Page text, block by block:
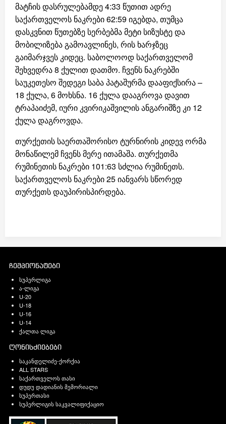
მატჩის დასრულებამდე 4:33 წუთით ადრე
საქართველოს ნაკრები 62:59 იგებდა, თუმცა
დასკვნით წუთებზე სერბებმა მეტი სიზუსტე და
მობილიზება გამოავლინეს, რის ხარჯზეც
გაიმარჯვეს კიდეც. საბოლოოდ საქართველომ
შეხვედრა 8 ქულით დათმო. ჩვენს ნაკრებში
საუკეთესო შედეგი საბა პატაშურმა დააფიქსირა –
18 ქულა, 6 მოხსნა. 16 ქულა დააგროვა დავით
ტრაპაიძემ, იური კვირიკაშვილის ანგარიშზე კი 12
ქულა დაგროვდა.
თურქეთის საერთაშორისო ტურნირის კიდევ ორმა
მონაწილემ ჩვენს მერე ითამაშა. თურქეთმა
რუმინეთის ნაკრები 101:63 სძლია რუმინეთს.
საქართველოს ნაკრები 25 იანვარს სწორედ
თურქეთს დაუპირისპირდება.
ჩემპიონატები
სუპერლიგა
ა-ლიგა
U-20
U-18
U-16
U-14
ქალთა ლიგა
ღონისძიებები
საკანდელიძე-ქორქია
ALL STARS
საქართველოს თასი
დუდუ დადიანის მემორიალი
სუპერთასი
სუპერლიგის საკვალიფიქაციო